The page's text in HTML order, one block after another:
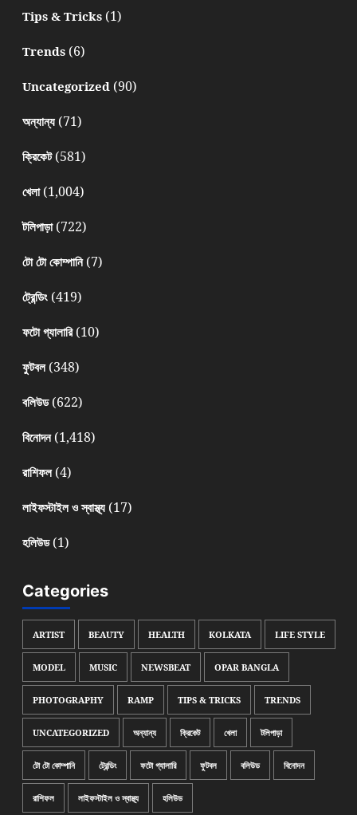
Tips & Tricks(1)
Trends(6)
Uncategorized(90)
অন্যান্য(71)
ক্রিকেট(581)
খেলা(1,004)
টলিপাড়া(722)
টো টো কোম্পানি(7)
ট্রেন্ডিং(419)
ফটো গ্যালারি(10)
ফুটবল(348)
বলিউড(622)
বিনোদন(1,418)
রাশিফল(4)
লাইফস্টাইল ও স্বাস্থ্য(17)
হলিউড(1)
Categories
ARTIST BEAUTY HEALTH KOLKATA LIFE STYLE
MODEL MUSIC NEWSBEAT OPAR BANGLA
PHOTOGRAPHY RAMP TIPS & TRICKS TRENDS
UNCATEGORIZED অন্যান্য ক্রিকেট খেলা টলিপাড়া
টো টো কোম্পানি ট্রেন্ডিং ফটো গ্যালারি ফুটবল বলিউড বিনোদন
রাশিফল লাইফস্টাইল ও স্বাস্থ্য হলিউড